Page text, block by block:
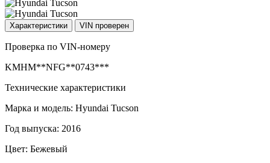
Характеристики VIN проверен
Проверка по VIN-номеру
KMHM**NFG**0743***
Технические характеристики
Марка и модель: Hyundai Tucson
Год выпуска: 2016
Цвет: Бежевый